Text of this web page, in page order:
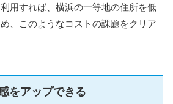
用すれば、横浜の一等地の住所を低
、このようなコストの課題をクリア
をアップできる